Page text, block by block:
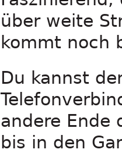
über weite
kommt noch
Du kannst
andere Ende
bis in den